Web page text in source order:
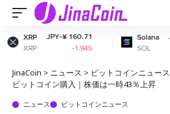
Solana
SOL
JPY-¥ 11,572.08
+0.56%
JinaCoin > ニュース > ビットコインニュース
ビットコイン購入｜株価は一時43％上昇
ニュース ビットコインニュース